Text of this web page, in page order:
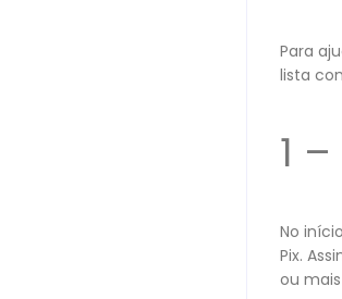
Para
lista
1
No
Pix.
ou